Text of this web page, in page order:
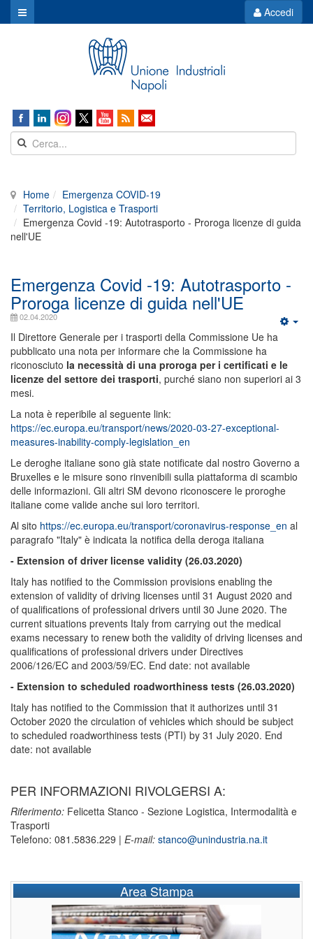
Accedi
Home
Emergenza COVID-19
Territorio, Logistica e Trasporti
Emergenza Covid -19: Autotrasporto - Proroga licenze di guida
nell'UE
Emergenza Covid -19: Autotrasporto -
Proroga licenze di guida nell'UE
02.04.2020
Il Direttore Generale per i trasporti della Commissione Ue ha
pubblicato una nota per informare che la Commissione ha
riconosciuto la necessità di una proroga per i certificati e le
licenze del settore dei trasporti, purché siano non superiori ai 3
mesi.
La nota è reperibile al seguente link:
https://ec.europa.eu/transport/news/2020-03-27-exceptional-
measures-inability-comply-legislation_en
Le deroghe italiane sono già state notificate dal nostro Governo a
Bruxelles e le misure sono rinvenibili sulla piattaforma di scambio
delle informazioni. Gli altri SM devono riconoscere le proroghe
italiane come valide anche sui loro territori.
Al sito https://ec.europa.eu/transport/coronavirus-response_en al
paragrafo "Italy" è indicata la notifica della deroga italiana
- Extension of driver license validity (26.03.2020)
Italy has notified to the Commission provisions enabling the
extension of validity of driving licenses until 31 August 2020 and
of qualifications of professional drivers until 30 June 2020. The
current situations prevents Italy from carrying out the medical
exams necessary to renew both the validity of driving licenses and
qualifications of professional drivers under Directives
2006/126/EC and 2003/59/EC. End date: not available
- Extension to scheduled roadworthiness tests (26.03.2020)
Italy has notified to the Commission that it authorizes until 31
October 2020 the circulation of vehicles which should be subject
to scheduled roadworthiness tests (PTI) by 31 July 2020. End
date: not available
PER INFORMAZIONI RIVOLGERSI A:
Riferimento: Felicetta Stanco - Sezione Logistica, Intermodalità e
Trasporti
Telefono: 081.5836.229 | E-mail: stanco@unindustria.na.it
Area Stampa